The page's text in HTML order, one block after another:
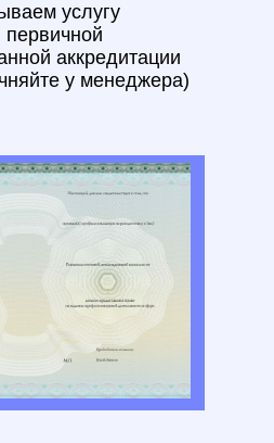
услугу
аккредитации
у менеджера)